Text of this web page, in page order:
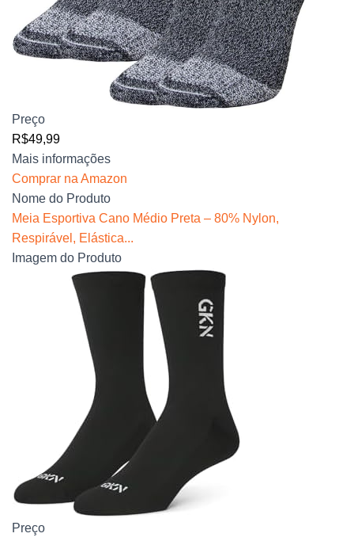
Preço
R$49,99
Mais informações
Comprar na Amazon
Nome do Produto
Meia Esportiva Cano Médio Preta – 80% Nylon,
Respirável, Elástica...
Imagem do Produto
Preço